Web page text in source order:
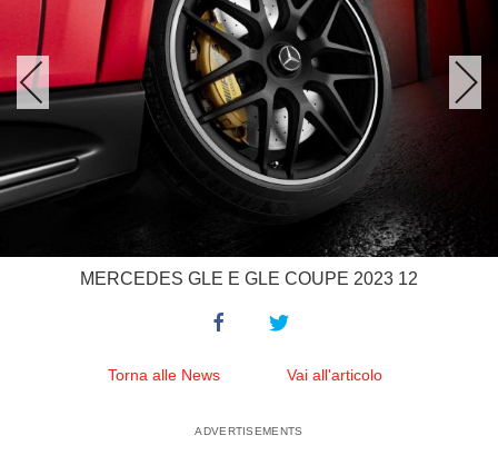
MERCEDES GLE E GLE COUPE 2023 12
Torna alle News Vai all'articolo